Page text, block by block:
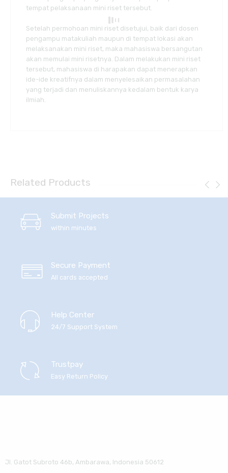
tempat pelaksanaan mini riset tersebut.
Setelah permohoan mini riset disetujui, baik dari dosen
pengampu matakuliah maupun di tempat lokasi akan
melaksanakan mini riset, maka mahasiswa bersangutan
akan memulai mini risetnya. Dalam melakukan mini riset
tersebut, mahasiswa di harapakan dapat menerapkan
ide-ide kreatifnya dalam menyelesaikan permasalahan
yang terjadi dan menuliskannya kedalam bentuk karya
ilmiah.
Related Products
Submit Projects
within minutes
Secure Payment
All cards accepted
Help Center
24/7 Support System
Trustpay
Easy Return Policy
Jl. Gatot Subroto 46b, Ambarawa, Indonesia 50612